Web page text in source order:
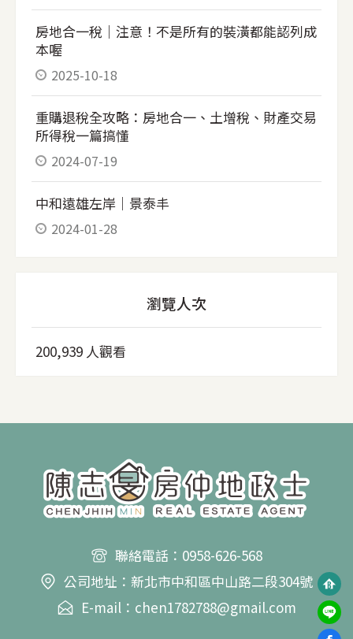
房地合一稅｜注意！不是所有的裝潢都能認列成
本喔
2025-10-18
重購退稅全攻略：房地合一、土增稅、財產交易
所得稅一篇搞懂
2024-07-19
中和遠雄左岸｜景泰丰
2024-01-28
瀏覽人次
200,939 人觀看
聯絡電話：0958-626-568
公司地址：新北市中和區中山路二段304號
E-mail：chen1782788@gmail.com